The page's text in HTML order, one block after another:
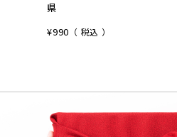
県
¥990 税込